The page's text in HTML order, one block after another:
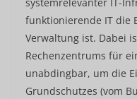
funktionierende IT die
Verwaltung ist. Dabei
Rechenzentrums für
unabdingbar, um die
Grundschutzes (vom